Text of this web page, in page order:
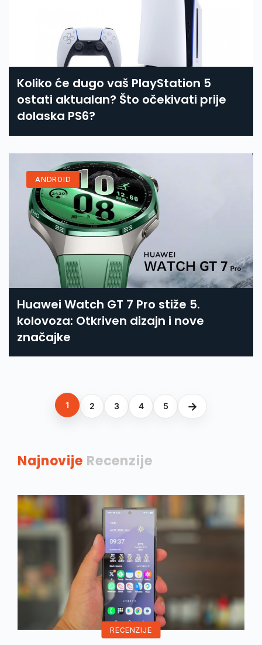
Koliko će dugo vaš PlayStation 5
ostati aktualan? Što očekivati prije
dolaska PS6?
ANDROID
Huawei Watch GT 7 Pro stiže 5.
kolovoza: Otkriven dizajn i nove
značajke
1 2 3 4 5 →
Najnovije Recenzije
RECENZIJE